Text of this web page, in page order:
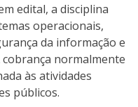
edital, a disciplina
operacionais,
da informação e
normalmente
às atividades
públicos.